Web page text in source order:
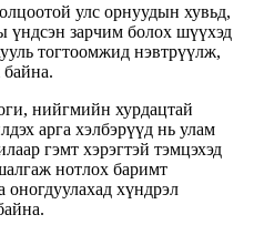
улс орнуудын хувьд,
үндсэн зарчим болох шүүхэд
тогтоомжид нэвтрүүлж,
нийгмийн хурдацтай
арга хэлбэрүүд нь улам
гэмт хэрэгтэй тэмцэхэд
нотлох баримт
оногдуулахад хүндрэл